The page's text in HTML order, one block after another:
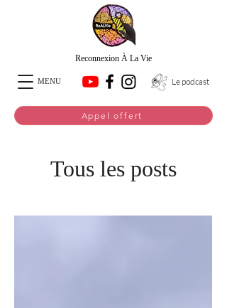
Reconnexion À La Vie
MENU Le podcast
Appel offert
Tous les posts